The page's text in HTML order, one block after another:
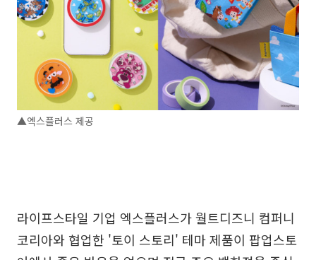
▲엑스플러스 제공
라이프스타일 기업 엑스플러스가 월트디즈니 컴퍼니
코리아와 협업한 '토이 스토리' 테마 제품이 팝업스토